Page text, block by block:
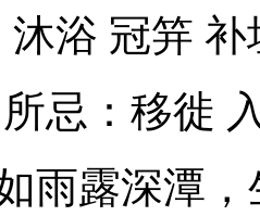
浴 冠笄
忌：移徙
雨露深潭